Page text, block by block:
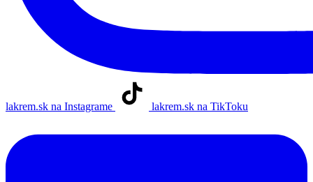
lakrem.sk na Instagrame lakrem.sk na TikToku